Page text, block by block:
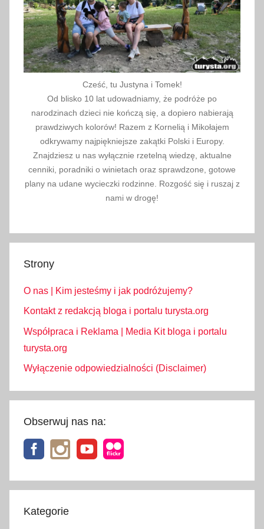
Cześć, tu Justyna i Tomek!
Od blisko 10 lat udowadniamy, że podróże po
narodzinach dzieci nie kończą się, a dopiero nabierają
prawdziwych kolorów! Razem z Kornelią i Mikołajem
odkrywamy najpiękniejsze zakątki Polski i Europy.
Znajdziesz u nas wyłącznie rzetelną wiedzę, aktualne
cenniki, poradniki o winietach oraz sprawdzone, gotowe
plany na udane wycieczki rodzinne. Rozgość się i ruszaj z
nami w drogę!
Strony
O nas | Kim jesteśmy i jak podróżujemy?
Kontakt z redakcją bloga i portalu turysta.org
Współpraca i Reklama | Media Kit bloga i portalu
turysta.org
Wyłączenie odpowiedzialności (Disclaimer)
Obserwuj nas na:
Kategorie